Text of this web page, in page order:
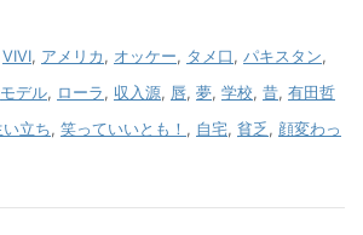
VIVI, アメリカ, オッケー, タメ口, パキスタン,
モデル, ローラ, 収入源, 唇, 夢, 学校, 昔, 有田哲
い立ち, 笑っていいとも！ , 自宅, 貧乏, 顔変わっ